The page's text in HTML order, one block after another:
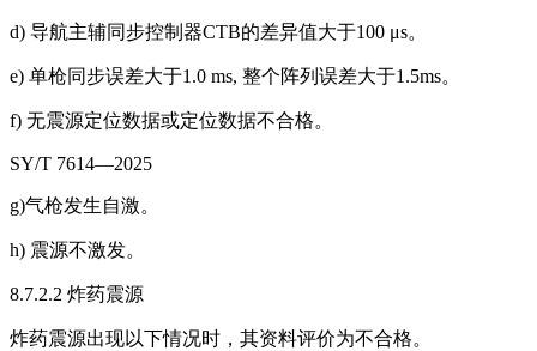
d) 导航主辅同步控制器CTB的差异值大于100 μs。
e) 单枪同步误差大于1.0 ms, 整个阵列误差大于1.5ms。
f) 无震源定位数据或定位数据不合格。
SY/T 7614—2025
g)气枪发生自激。
h) 震源不激发。
8.7.2.2 炸药震源
炸药震源出现以下情况时，其资料评价为不合格。